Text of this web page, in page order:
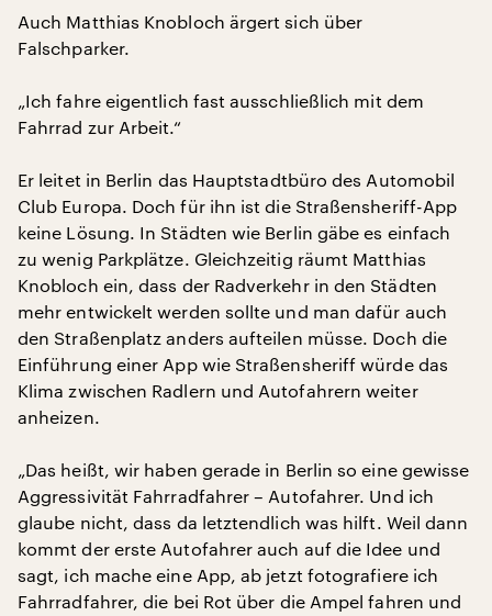
Auch Matthias Knobloch ärgert sich über
Falschparker.
„Ich fahre eigentlich fast ausschließlich mit dem
Fahrrad zur Arbeit.“
Er leitet in Berlin das Hauptstadtbüro des Automobil
Club Europa. Doch für ihn ist die Straßensheriff-App
keine Lösung. In Städten wie Berlin gäbe es einfach
zu wenig Parkplätze. Gleichzeitig räumt Matthias
Knobloch ein, dass der Radverkehr in den Städten
mehr entwickelt werden sollte und man dafür auch
den Straßenplatz anders aufteilen müsse. Doch die
Einführung einer App wie Straßensheriff würde das
Klima zwischen Radlern und Autofahrern weiter
anheizen.
„Das heißt, wir haben gerade in Berlin so eine gewisse
Aggressivität Fahrradfahrer – Autofahrer. Und ich
glaube nicht, dass da letztendlich was hilft. Weil dann
kommt der erste Autofahrer auch auf die Idee und
sagt, ich mache eine App, ab jetzt fotografiere ich
Fahrradfahrer, die bei Rot über die Ampel fahren und